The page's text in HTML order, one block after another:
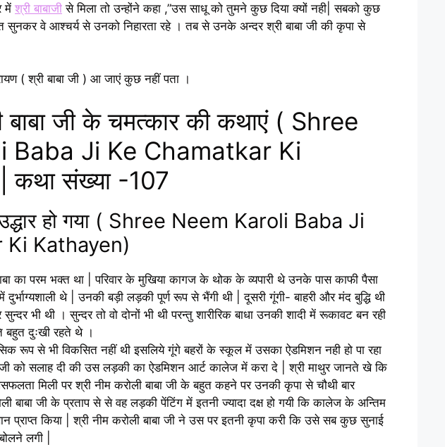
में श्री बाबाजी से मिला तो उन्होंने कहा ,”उस साधू को तुमने कुछ दिया क्यों नही| सबको कुछ
सुनकर वे आश्चर्य से उनको निहारता रहे । तब से उनके अन्दर श्री बाबा जी की कृपा से
( श्री बाबा जी ) आ जाएं कुछ नहीं पता ।
बाबा जी के चमत्कार की कथाएं ( Shree
Baba Ji Ke Chamatkar Ki
संख्या -107
हो गया ( Shree Neem Karoli Baba Ji
Ki Kathayen)
का परम भक्त था | परिवार के मुखिया कागज के थोक के व्यपारी थे उनके पास काफी पैसा
थे | उनकी बड़ी लड़की पूर्ण रूप से भैंगी थी | दूसरी गूंगी- बाहरी और मंद बुद्धि थी
भी थी । सुन्दर तो वो दोनों भी थी परन्तु शारीरिक बाधा उनकी शादी में रूकावट बन रही
बहुत दुःखी रहते थे ।
रूप से भी विकसित नहीं थी इसलिये गूंगे बहरों के स्कूल में उसका ऐडमिशन नही हो पा रहा
जी को सलाह दी की उस लड़की का ऐडमिशन आर्ट कालेज में करा दे | श्री माथुर जानते खे कि
मिली पर श्री नीम करोली बाबा जी के बहुत कहने पर उनकी कृपा से चौथी बार
बाबा जी के प्रताप से से वह लड़की पेंटिंग में इतनी ज्यादा दक्ष हो गयी कि कालेज के अन्तिम
प्राप्त किया | श्री नीम करोली बाबा जी ने उस पर इतनी कृपा करी कि उसे सब कुछ सुनाई
लगी |